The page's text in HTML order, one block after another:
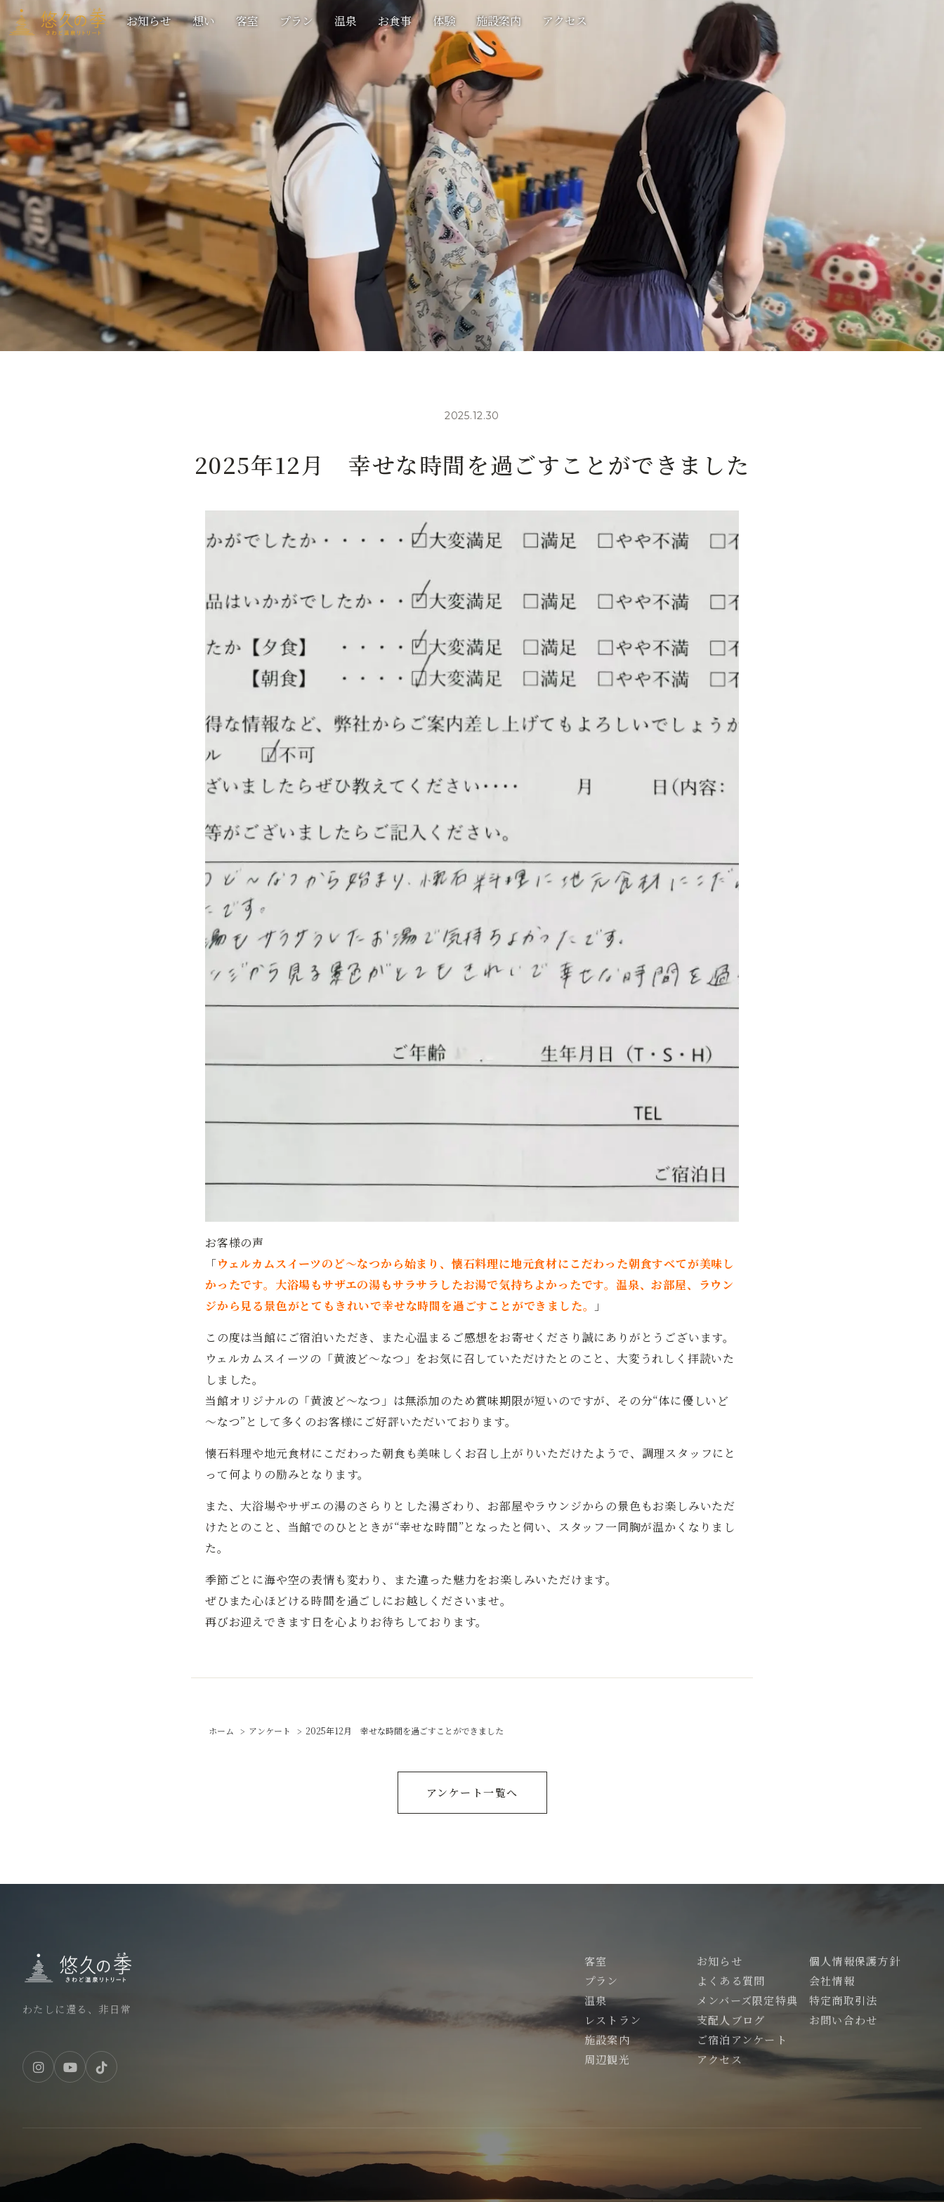
お知らせ 想い 客室 プラン 温泉 お食事 体験 施設案内 アクセス
2025.12.30
2025年12月 幸せな時間を過ごすことができました
お客様の声
「ウェルカムスイーツのど～なつから始まり、懐石料理に地元食材にこだわった朝食すべてが美味し
かったです。大浴場もサザエの湯もサラサラしたお湯で気持ちよかったです。温泉、お部屋、ラウン
ジから見る景色がとてもきれいで幸せな時間を過ごすことができました。
」
この度は当館にご宿泊いただき、また心温まるご感想をお寄せくださり誠にありがとうございます。
ウェルカムスイーツの「黄波ど～なつ」をお気に召していただけたとのこと、大変うれしく拝読いた
しました。
当館オリジナルの「黄波ど～なつ」は無添加のため賞味期限が短いのですが、その分“体に優しいど
～なつ”として多くのお客様にご好評いただいております。
懐石料理や地元食材にこだわった朝食も美味しくお召し上がりいただけたようで、調理スタッフにと
って何よりの励みとなります。
また、大浴場やサザエの湯のさらりとした湯ざわり、お部屋やラウンジからの景色もお楽しみいただ
けたとのこと、当館でのひとときが“幸せな時間”となったと伺い、スタッフ一同胸が温かくなりまし
た。
季節ごとに海や空の表情も変わり、また違った魅力をお楽しみいただけます。
ぜひまた心ほどける時間を過ごしにお越しくださいませ。
再びお迎えできます日を心よりお待ちしております。
ホーム アンケート 2025年12月 幸せな時間を過ごすことができました
アンケート一覧へ
わたしに還る、非日常
客室
プラン
温泉
レストラン
施設案内
周辺観光
お知らせ
よくある質問
メンバーズ限定特典
支配人ブログ
ご宿泊アンケート
アクセス
個人情報保護方針
会社情報
特定商取引法
お問い合わせ